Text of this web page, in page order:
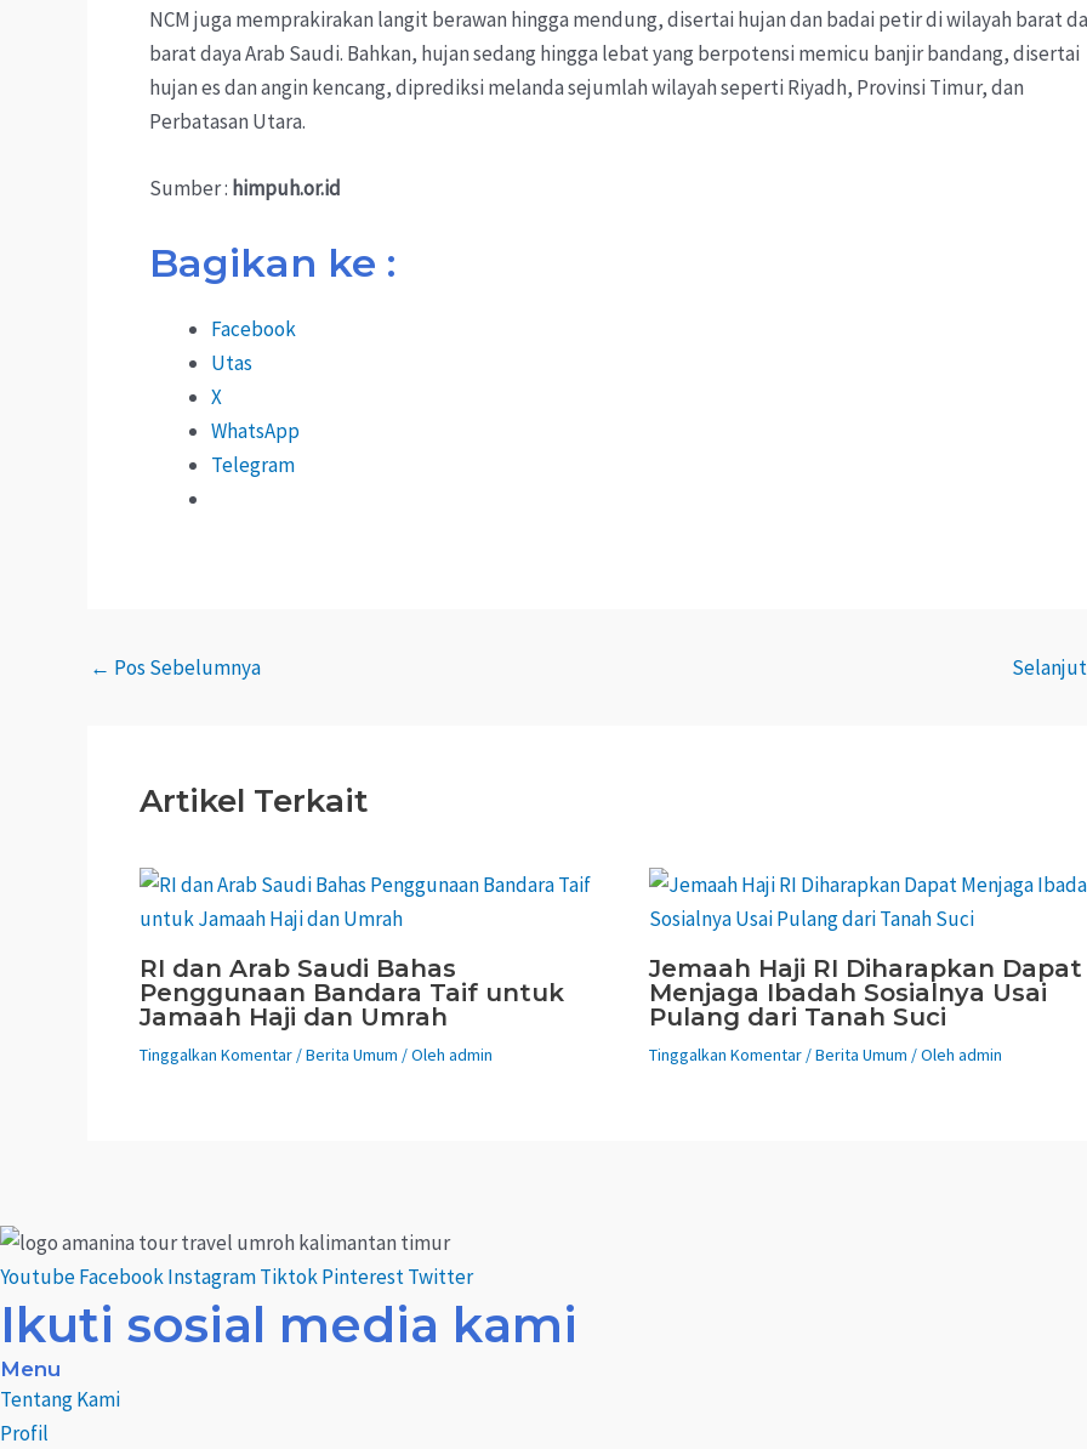
NCM juga memprakirakan langit berawan hingga mendung, disertai hujan dan badai petir di wilayah barat
barat daya Arab Saudi. Bahkan, hujan sedang hingga lebat yang berpotensi memicu banjir bandang, disertai
hujan es dan angin kencang, diprediksi melanda sejumlah wilayah seperti Riyadh, Provinsi Timur, dan
Perbatasan Utara.
Sumber : himpuh.or.id
Bagikan ke :
Facebook
Utas
X
WhatsApp
Telegram
← Pos Sebelumnya
Artikel Terkait
RI dan Arab Saudi Bahas
Penggunaan Bandara Taif untuk
Jamaah Haji dan Umrah
Tinggalkan Komentar /Berita Umum / Oleh admin
Jemaah Haji RI Diharapkan Dapat
Menjaga Ibadah Sosialnya Usai
Pulang dari Tanah Suci
Tinggalkan Komentar /Berita Umum / Oleh admin
YoutubeFacebookInstagramTiktokPinterestTwitter
Ikuti sosial media kami
Menu
Tentang Kami
Profil